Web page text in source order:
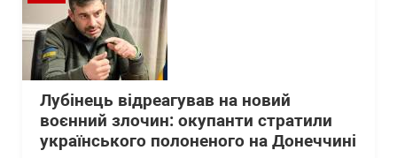
Лубінець відреагував на новий
воєнний злочин: окупанти стратили
українського полоненого на Донеччині